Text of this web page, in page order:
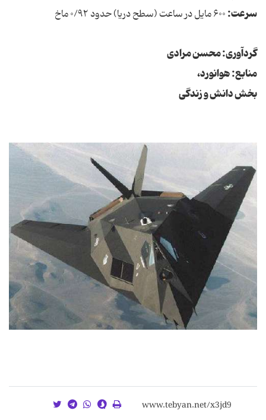
سرعت:
گردآوری: محسن مرادی
منابع: هوانورد،
بخش دانش و زندگی